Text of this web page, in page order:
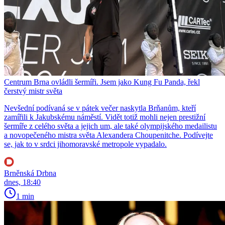
Centrum Brna ovládli šermíři. Jsem jako Kung Fu Panda, řekl
čerstvý mistr světa
Nevšední podívaná se v pátek večer naskytla Brňanům, kteří
zamířili k Jakubskému náměstí. Vidět totiž mohli nejen prestižní
šermíře z celého světa a jejich um, ale také olympijského medailistu
a novopečeného mistra světa Alexandera Choupenitche. Podívejte
se, jak to v srdci jihomoravské metropole vypadalo.
Brněnská Drbna
dnes, 18:40
1 min